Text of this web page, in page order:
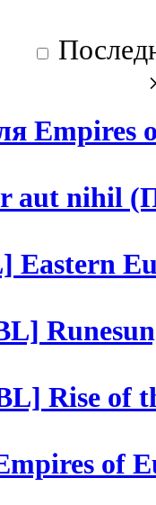
Empires
aut nihil
Eastern
Rise of
of